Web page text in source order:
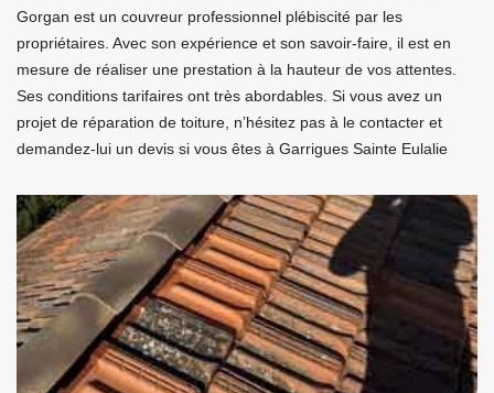
Gorgan est un couvreur professionnel plébiscité par les
propriétaires. Avec son expérience et son savoir-faire, il est en
mesure de réaliser une prestation à la hauteur de vos attentes.
Ses conditions tarifaires ont très abordables. Si vous avez un
projet de réparation de toiture, n’hésitez pas à le contacter et
demandez-lui un devis si vous êtes à Garrigues Sainte Eulalie